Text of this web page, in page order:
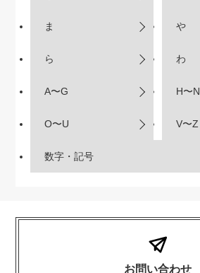
ま や
ら わ
A〜G H〜N
O〜U V〜Z
数字・記号
お問い合わせ